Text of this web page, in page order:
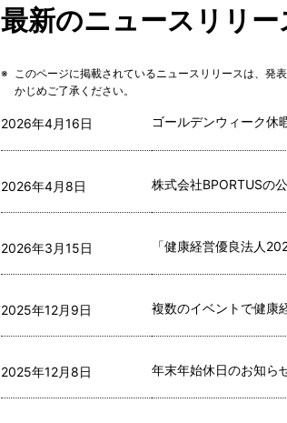
最新のニュースリリー
※ このページに掲載されているニュースリリースは、発
かじめご了承ください。
2026年4月16日 ゴールデンウィーク休
2026年4月8日 株式会社BPORTUSの
2026年3月15日 「健康経営優良法人
2025年12月9日 複数のイベントで健康
2025年12月8日 年末年始休日のお知ら